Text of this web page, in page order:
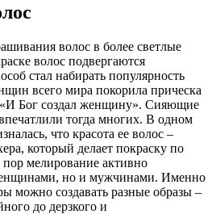
волос в более светлые
волос подвергаются
стал набирать популярность
всего мира покорила прическа
Бог создал женщину». Сияющие
тогда многих. В одном
что красота ее волос –
который делает покраску по
мелирование активно
но и мужчинами. Именно
можно создавать разные образы –
до дерзкого и